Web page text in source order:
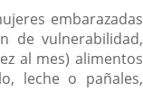
embarazadas
de vulnerabilidad,
al mes) alimentos
leche o pañales,